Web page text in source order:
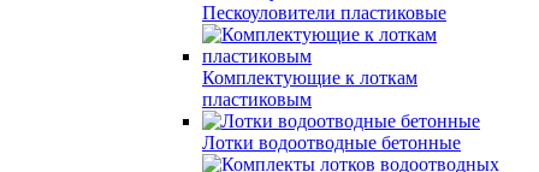
Пескоуловители пластиковые
Комплектующие к лоткам
пластиковым
Лотки водоотводные бетонные